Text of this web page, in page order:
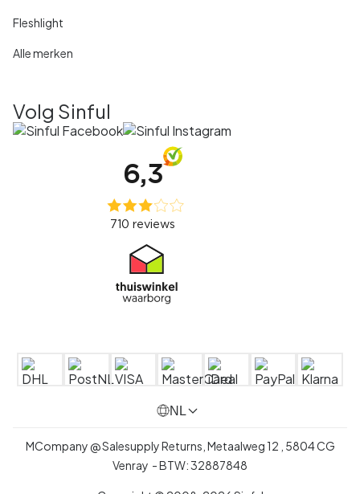
Fleshlight
Alle merken
Volg Sinful
NL
MCompany @ Salesupply Returns, Metaalweg 12 5804 CG
Venray - BTW:32887848